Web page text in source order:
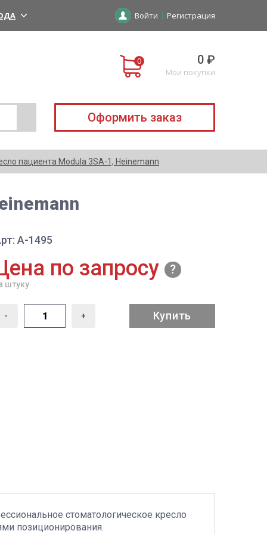
Войти Регистрация
0 ₽
Мои покупки
Оформить заказ
пациента Modula 3SA-1, Heinemann
A-1495
по запросу
штуку
- + Купить
стоматологическое кресло
позиционирования.